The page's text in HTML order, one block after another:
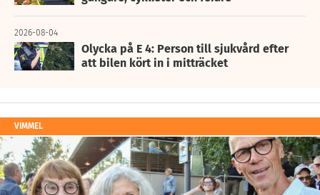
2026-08-04
Olycka på E 4: Person till sjukvård efter
att bilen kört in i mitträcket
VIMMEL